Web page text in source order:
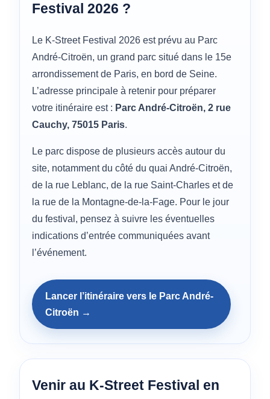
Festival 2026 ?
Le K-Street Festival 2026 est prévu au Parc
André-Citroën, un grand parc situé dans le 15e
arrondissement de Paris, en bord de Seine.
L’adresse principale à retenir pour préparer
votre itinéraire est : Parc André-Citroën, 2 rue
Cauchy, 75015 Paris.
Le parc dispose de plusieurs accès autour du
site, notamment du côté du quai André-Citroën,
de la rue Leblanc, de la rue Saint-Charles et de
la rue de la Montagne-de-la-Fage. Pour le jour
du festival, pensez à suivre les éventuelles
indications d’entrée communiquées avant
l’événement.
Lancer l’itinéraire vers le Parc André-
Citroën →
Venir au K-Street Festival en